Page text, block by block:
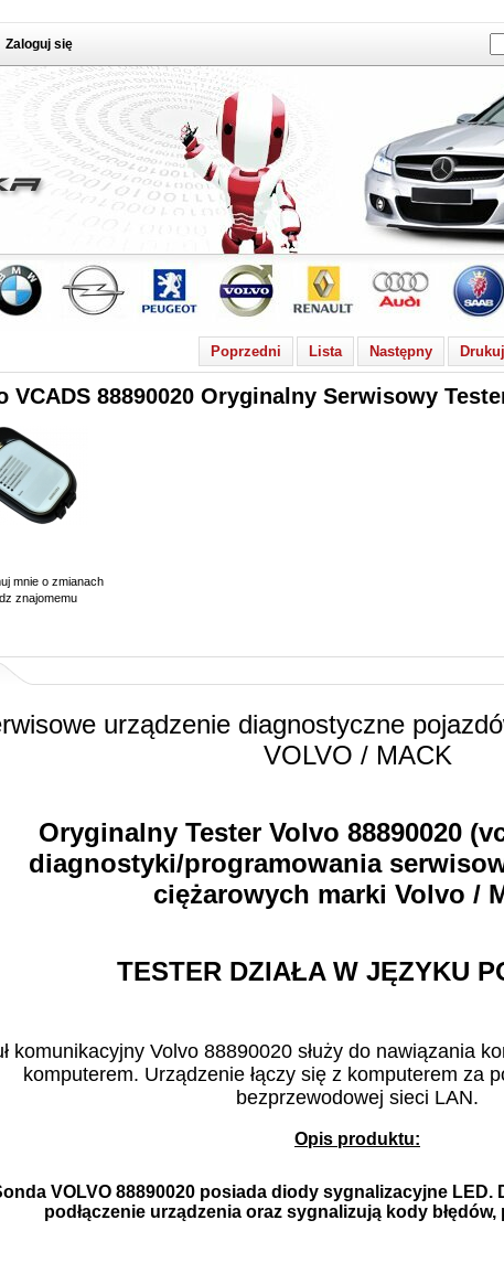
Zaloguj się
Poprzedni Lista Następny Drukuj
VCADS 88890020 Oryginalny Serwisowy
mnie o zmianach
znajomemu
urządzenie diagnostyczne
VOLVO / MACK
Oryginalny Tester Volvo 88890020
diagnostyki/programowania
ciężarowych marki Volvo /
TESTER DZIAŁA W JĘZYKU
komunikacyjny Volvo 88890020 służy do nawiązania
komputerem. Urządzenie łączy się z komputerem za
bezprzewodowej sieci LAN.
Opis produktu:
VOLVO 88890020 posiada diody sygnalizacyjne LED.
podłączenie urządzenia oraz sygnalizują kody